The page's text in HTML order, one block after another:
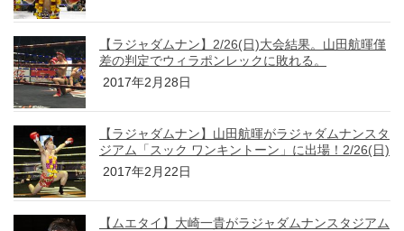
【ラジャダムナン】2/26(日)大会結果。山田航暉僅
差の判定でウィラポンレックに敗れる。
2017年2月28日
【ラジャダムナン】山田航暉がラジャダムナンスタ
ジアム「スック ワンキントーン」に出場！2/26(日)
2017年2月22日
【ムエタイ】大崎一貴がラジャダムナンスタジアム